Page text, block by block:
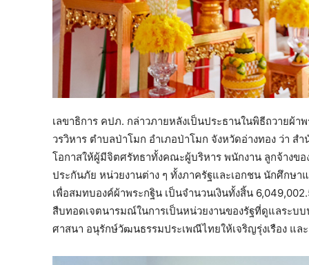
เลขาธิการ คปภ. กล่าวภายหลังเป็นประธานในพิธีถวายผ้
วรวิหาร ตำบลป่าโมก อำเภอป่าโมก จังหวัดอ่างทอง ว่า
โอกาสให้ผู้มีจิตศรัทธาทั้งคณะผู้บริหาร พนักงาน ลูกจ้างข
ประกันภัย หน่วยงานต่าง ๆ ทั้งภาครัฐและเอกชน นักศึกษา
เพื่อสมทบองค์ผ้าพระกฐิน เป็นจำนวนเงินทั้งสิ้น
สืบทอดเจตนารมณ์ในการเป็นหน่วยงานของรัฐที่ดูแลระบ
ศาสนา อนุรักษ์วัฒนธรรมประเพณีไทยให้เจริญรุ่งเรือง แ